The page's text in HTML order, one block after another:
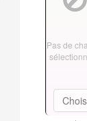
Pas de